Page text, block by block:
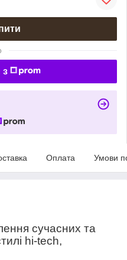
з
Оплата Умови
сучасних та
hi-tech,